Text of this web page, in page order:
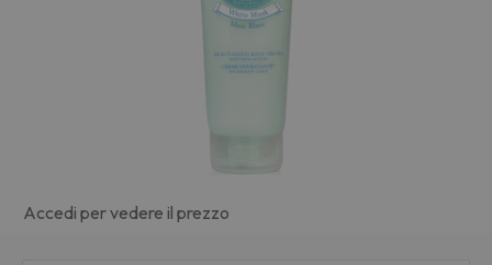
Accedi per vedere il prezzo